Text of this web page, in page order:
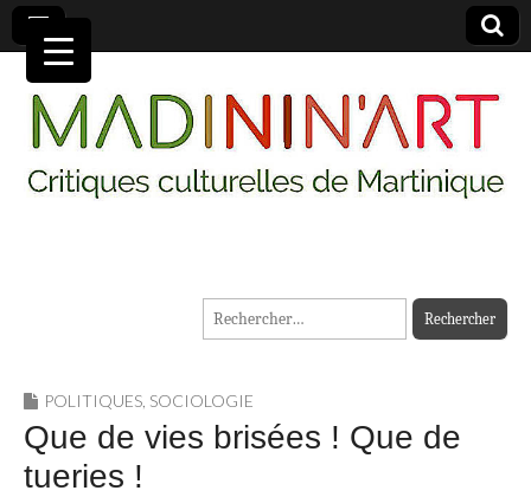
MADININ'ART
Rechercher :
POLITIQUES, SOCIOLOGIE
Que de vies brisées ! Que de
tueries !